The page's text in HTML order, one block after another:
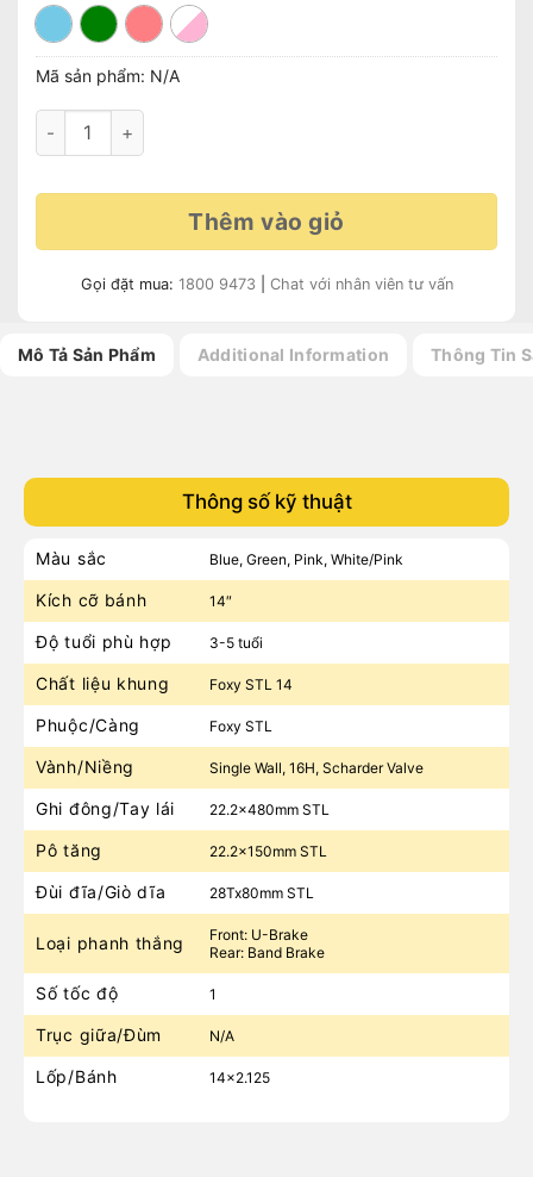
Mã sản phẩm: N/A
Xe Đạp Trẻ Em Youth FOXY Katy 2 - Bánh 14 Inches quantity
Thêm vào giỏ
Gọi đặt mua: 1800 9473 Chat với nhân viên tư vấn
Mô Tả Sản Phẩm Additional Information Thông Tin
Thông số kỹ thuật
Màu sắc Blue, Green, Pink, White/Pink
Kích cỡ bánh 14″
Độ tuổi phù hợp 3-5 tuổi
Chất liệu khung Foxy STL 14
Phuộc/Càng Foxy STL
Vành/Niềng Single Wall, 16H, Scharder Valve
Ghi đông/Tay lái 22.2x480mm STL
Pô tăng 22.2x150mm STL
Đùi đĩa/Giò dĩa 28Tx80mm STL
Loại phanh thắng
Front: U-Brake
Rear: Band Brake
Số tốc độ 1
Trục giữa/Đùm N/A
Lốp/Bánh 14×2.125